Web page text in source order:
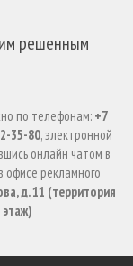
решенным
по телефонам: +7
35-80, электронной
онлайн чатом в
офисе рекламного
д. 11 (территория